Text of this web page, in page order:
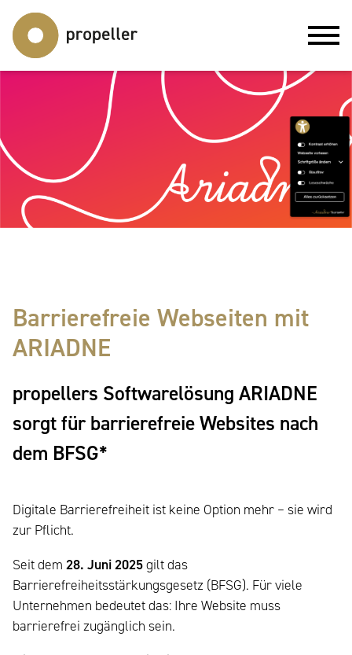
Barrierefreie Webseiten mit
ARIADNE
propellers Softwarelösung ARIADNE
sorgt für barrierefreie Websites nach
dem BFSG*
Digitale Barrierefreiheit ist keine Option mehr – sie wird
zur Pflicht.
Seit dem 28. Juni 2025gilt das
Barrierefreiheitsstärkungsgesetz (BFSG). Für viele
Unternehmen bedeutet das: Ihre Website muss
barrierefrei zugänglich sein.